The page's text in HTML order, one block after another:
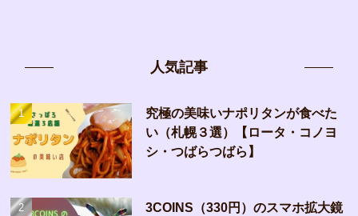
人気記事
究極の美味いナポリタンが食べた
い（札幌３選）【ロータ・コノヨ
シ・つばらつばら】
3COINS（330円）のスマホ拡大鏡